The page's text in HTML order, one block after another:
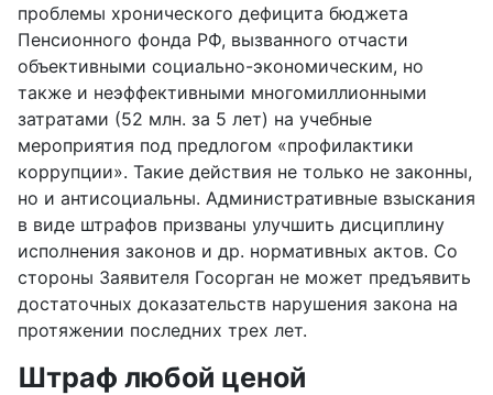
проблемы хронического дефицита бюджета
Пенсионного фонда РФ, вызванного отчасти
объективными социально-экономическим, но
также и неэффективными многомиллионными
затратами (52 млн. за 5 лет) на учебные
мероприятия под предлогом «профилактики
коррупции». Такие действия не только не законны,
но и антисоциальны. Административные взыскания
в виде штрафов призваны улучшить дисциплину
исполнения законов и др. нормативных актов. Со
стороны Заявителя Госорган не может предъявить
достаточных доказательств нарушения закона на
протяжении последних трех лет.
Штраф любой ценой